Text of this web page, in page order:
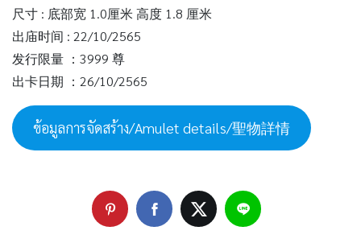
尺寸 : 底部宽 1.0厘米 高度 1.8 厘米
出庙时间 : 22/10/2565
发行限量 ：3999 尊
出卡日期 ：26/10/2565
ข้อมูลการจัดสร้าง/Amulet details/聖物詳情